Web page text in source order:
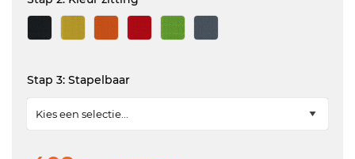
Stap 3: Stapelbaar